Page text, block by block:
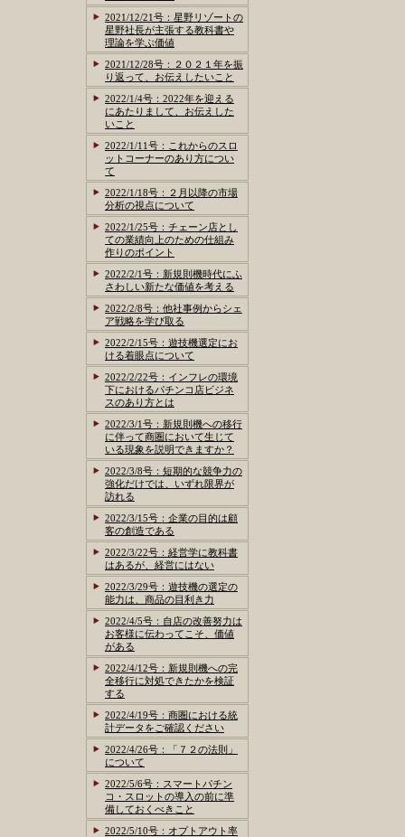
2021/12/21号：星野リゾートの
星野社長が主張する教科書や
理論を学ぶ価値
2021/12/28号：２０２１年を振
り返って、お伝えしたいこと
2022/1/4号：2022年を迎える
にあたりまして、お伝えした
いこと
2022/1/11号：これからのスロ
ットコーナーのあり方につい
て
2022/1/18号：２月以降の市場
分析の視点について
2022/1/25号：チェーン店とし
ての業績向上のための仕組み
作りのポイント
2022/2/1号：新規則機時代にふ
さわしい新たな価値を考える
2022/2/8号：他社事例からシェ
ア戦略を学び取る
2022/2/15号：遊技機選定にお
ける着眼点について
2022/2/22号：インフレの環境
下におけるパチンコ店ビジネ
スのあり方とは
2022/3/1号：新規則機への移行
に伴って商圏において生じて
いる現象を説明できますか？
2022/3/8号：短期的な競争力の
強化だけでは、いずれ限界が
訪れる
2022/3/15号：企業の目的は顧
客の創造である
2022/3/22号：経営学に教科書
はあるが、経営にはない
2022/3/29号：遊技機の選定の
能力は、商品の目利き力
2022/4/5号：自店の改善努力は
お客様に伝わってこそ、価値
がある
2022/4/12号：新規則機への完
全移行に対処できたかを検証
する
2022/4/19号：商圏における統
計データをご確認ください
2022/4/26号：「７２の法則」
について
2022/5/6号：スマートパチン
コ・スロットの導入の前に準
備しておくべきこと
2022/5/10号：オプトアウト率